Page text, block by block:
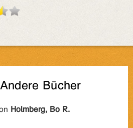
Bücher
Holmberg, Bo R.